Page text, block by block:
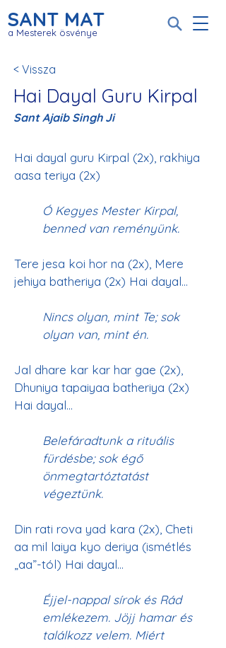
SANT MAT
a Mesterek ösvénye
Hai Dayal Guru Kirpal
Sant Ajaib Singh Ji
< Vissza
Hai dayal guru Kirpal (2x), rakhiya
Ó Kegyes Mester Kirpal,
benned van reményünk.
Tere jesa koi hor na (2x), Mere
jehiya batheriya (2x) Hai dayal...
Nincs olyan, mint Te; sok
olyan van, mint én.
Jal dhare kar kar har gae (2x),
Dhuniya tapaiyaa batheriya (2x)
Hai dayal...
Belefáradtunk a rituális
fürdésbe; sok égő
önmegtartóztatást
végeztünk.
Din rati rova yad kara (2x), Cheti
aa mil laiya kyo deriya (ismétlés
„aa”-tól) Hai dayal...
Éjjel-nappal sírok és Rád
emlékezem. Jöjj hamar és
találkozz velem. Miért